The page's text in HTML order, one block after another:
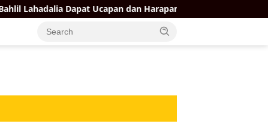
Ucapan dan Harapan Dari Sejumlah Pengurus DPP